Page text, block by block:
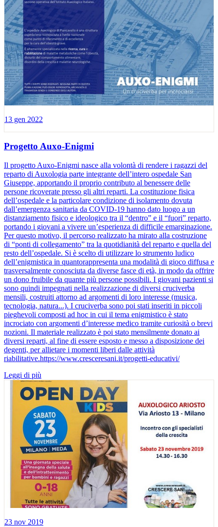
13 gen 2022
Progetto Auxo-Enigmi
Il progetto Auxo-Enigmi nasce alla volontà di rendere i ragazzi del
reparto di Auxologia parte integrante dell’intero ospedale San
Giuseppe, apportando il proprio contributo al benessere delle
persone ricoverate presso gli altri reparti. La costituzione fisica
dell’ospedale e la particolare condizione di isolamento dovuta
dall’emergenza sanitaria da COVID-19 hanno dato luogo a un
distanziamento fisico e ideologico tra il “dentro” e il “fuori” reparto,
portando i giovani a vivere un’esperienza di difficile emarginazione.
Per questo motivo, il percorso realizzato ha mirato alla costruzione
di “ponti di collegamento” tra la quotidianità del reparto e quella del
resto dell’ospedale. Si è scelto di utilizzare lo strumento ludico
dell’enigmistica in quantorappresenta una modalità di gioco diffusa e
trasversalmente conosciuta da diverse fasce di età, in modo da offrire
un dono fruibile da quante più persone possibili. I giovani pazienti si
sono quindi impegnati nella realizzazione di diversi cruciverba
mensili, costruiti attorno ad argomenti di loro interesse (musica,
tecnologia, natura...). I cruciverba sono poi stati inseriti in piccoli
pieghevoli composti ad hoc in cui il tema enigmistico è stato
incrociato con argomenti d’interesse medico tramite curiosità o brevi
nozioni. Il materiale realizzato è poi stato mensilmente donato ai
diversi reparti, al fine di essere esposto e messo a disposizione dei
degenti, per allietare i momenti liberi dalle attività
riabilitative.https://www.cresceresani.it/progetti-educativi/
Leggi di più
23 nov 2019